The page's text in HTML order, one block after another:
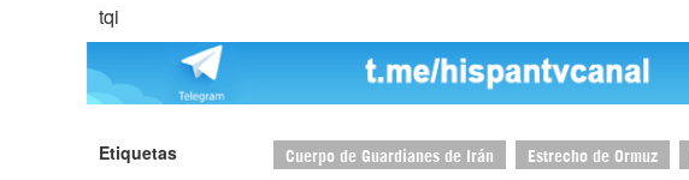
tqi
Etiquetas Cuerpo de Guardianes de Irán Estrecho de Ormuz